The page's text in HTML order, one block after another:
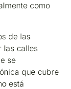
como
de las
las calles
se
que cubre
está